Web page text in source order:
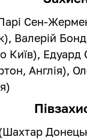
Сен-
Валерій
Едуард
Англія),